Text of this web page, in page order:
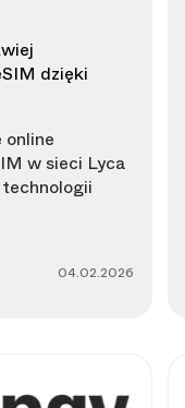
dzięki
w sieci Lyca
04.02.2026